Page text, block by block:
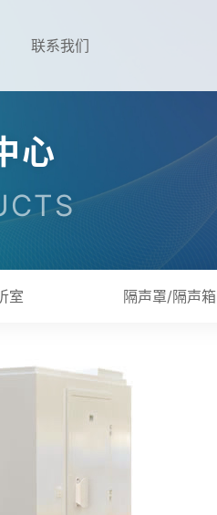
联系我们
心
室 隔声罩/隔声箱